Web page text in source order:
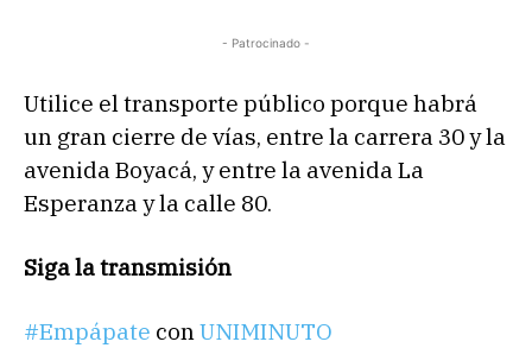
- Patrocinado -
Utilice el transporte público porque habrá
un gran cierre de vías, entre la carrera 30 y la
avenida Boyacá, y entre la avenida La
Esperanza y la calle 80.
Siga la transmisión
#Empápate conUNIMINUTO